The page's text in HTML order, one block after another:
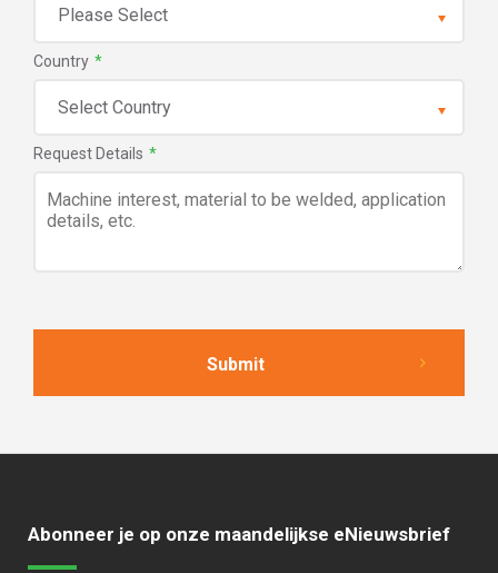
Country *
Request Details *
Abonneer je op onze maandelijkse eNieuwsbrief